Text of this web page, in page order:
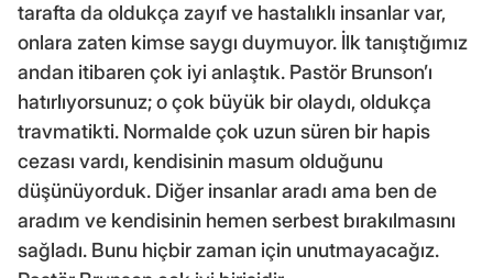
tarafta da oldukça zayıf ve hastalıklı insanlar var,
onlara zaten kimse saygı duymuyor. İlk tanıştığımız
andan itibaren çok iyi anlaştık. Pastör Brunson’ı
hatırlıyorsunuz; o çok büyük bir olaydı, oldukça
travmatikti. Normalde çok uzun süren bir hapis
cezası vardı, kendisinin masum olduğunu
düşünüyorduk. Diğer insanlar aradı ama ben de
aradım ve kendisinin hemen serbest bırakılmasını
sağladı. Bunu hiçbir zaman için unutmayacağız.